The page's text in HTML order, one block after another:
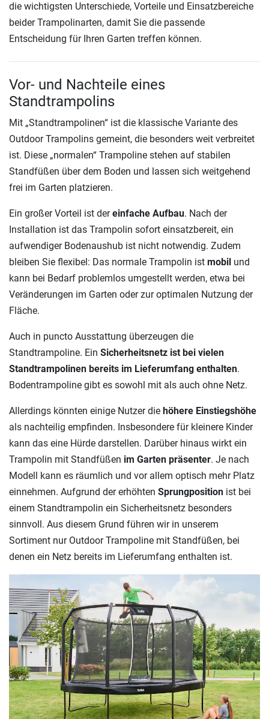
die wichtigsten Unterschiede, Vorteile und Einsatzbereiche
beider Trampolinarten, damit Sie die passende
Entscheidung für Ihren Garten treffen können.
Vor- und Nachteile eines
Standtrampolins
Mit „Standtrampolinen“ ist die klassische Variante des
Outdoor Trampolins gemeint, die besonders weit verbreitet
ist. Diese „normalen“ Trampoline stehen auf stabilen
Standfüßen über dem Boden und lassen sich weitgehend
frei im Garten platzieren.
Ein großer Vorteil ist dereinfache Aufbau. Nach der
Installation ist das Trampolin sofort einsatzbereit, ein
aufwendiger Bodenaushub ist nicht notwendig. Zudem
bleiben Sie flexibel: Das normale Trampolin ist mobil und
kann bei Bedarf problemlos umgestellt werden, etwa bei
Veränderungen im Garten oder zur optimalen Nutzung der
Fläche.
Auch in puncto Ausstattung überzeugen die
Standtrampoline. Ein Sicherheitsnetz ist bei vielen
Standtrampolinen bereits im Lieferumfang enthalten.
Bodentrampoline gibt es sowohl mit als auch ohne Netz.
Allerdings könnten einige Nutzer die höhere Einstiegshöhe
als nachteilig empfinden. Insbesondere für kleinere Kinder
kann das eine Hürde darstellen. Darüber hinaus wirkt ein
Trampolin mit Standfüßen im Garten präsenter. Je nach
Modell kann es räumlich und vor allem optisch mehr Platz
einnehmen. Aufgrund der erhöhten Sprungposition ist bei
einem Standtrampolin ein Sicherheitsnetz besonders
sinnvoll. Aus diesem Grund führen wir in unserem
Sortiment nur Outdoor Trampoline mit Standfüßen, bei
denen ein Netz bereits im Lieferumfang enthalten ist.